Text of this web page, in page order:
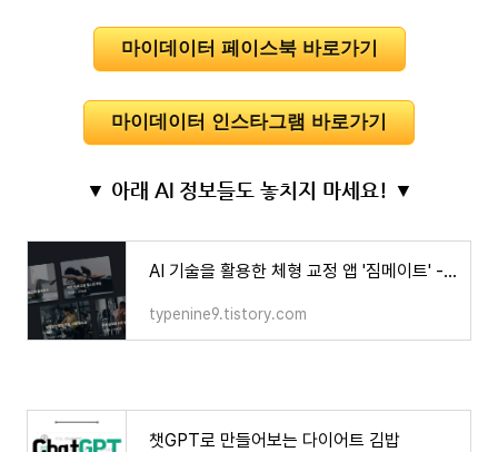
마이데이터 페이스북 바로가기
마이데이터 인스타그램 바로가기
▼ 아래 AI 정보들도 놓치지 마세요! ▼
AI 기술을 활용한 체형 교정 앱 '짐메이트' - 이젠 AI로 PT 받는다!
typenine9.tistory.com
챗GPT로 만들어보는 다이어트 김밥